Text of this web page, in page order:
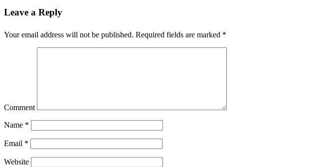
Leave a Reply
Your email address will not be published. Required fields are marked *
Comment
Name *
Email *
Website